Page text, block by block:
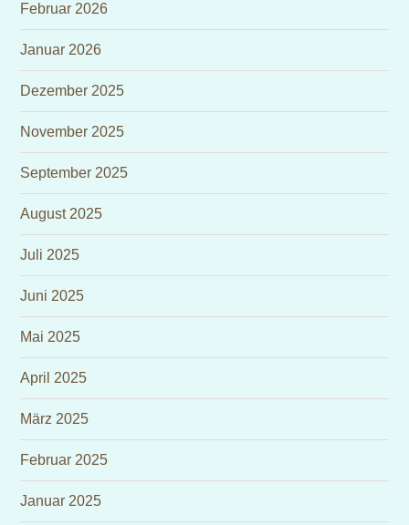
Februar 2026
Januar 2026
Dezember 2025
November 2025
September 2025
August 2025
Juli 2025
Juni 2025
Mai 2025
April 2025
März 2025
Februar 2025
Januar 2025